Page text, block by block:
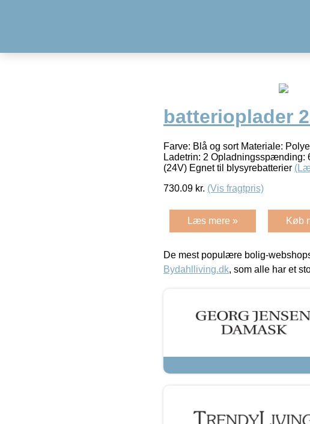
batterioplader
Farve: Blå og sort Materiale:
Ladetrin: 2 Opladningsspænding:
(24V) Egnet til blysyrebatterier
730.09 kr. (Vis fragtpris)
Læs mere » Køb
De mest populære bolig-
Bydahlliving.dk, som alle har et